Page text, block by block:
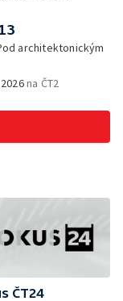
architektonickým
na ČT2
ČT24